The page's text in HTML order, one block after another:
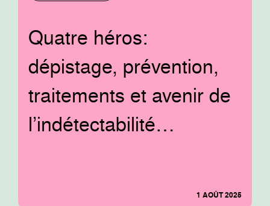
Quatre héros:
dépistage, prévention,
traitements et avenir de
l’indétectabilité…
1 AOÛT 2025